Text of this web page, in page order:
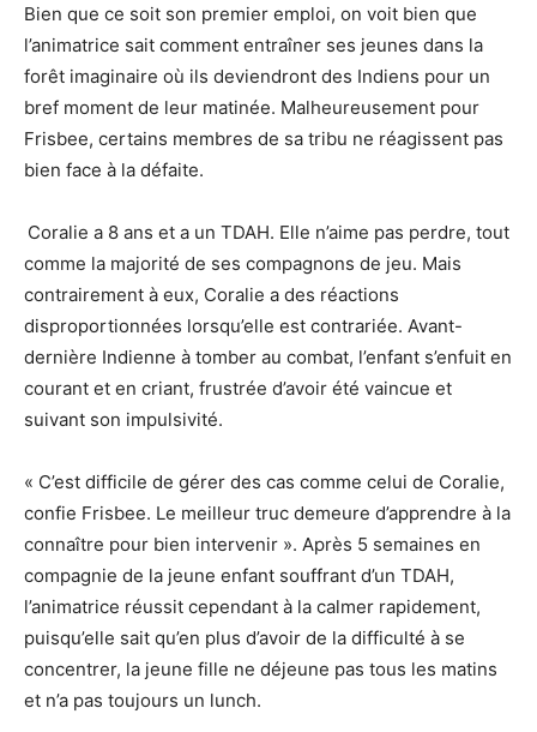
Bien que ce soit son premier emploi, on voit bien que
l’animatrice sait comment entraîner ses jeunes dans la
forêt imaginaire où ils deviendront des Indiens pour un
bref moment de leur matinée. Malheureusement pour
Frisbee, certains membres de sa tribu ne réagissent pas
bien face à la défaite.
Coralie a 8 ans et a un TDAH. Elle n’aime pas perdre, tout
comme la majorité de ses compagnons de jeu. Mais
contrairement à eux, Coralie a des réactions
disproportionnées lorsqu’elle est contrariée. Avant-
dernière Indienne à tomber au combat, l’enfant s’enfuit en
courant et en criant, frustrée d’avoir été vaincue et
suivant son impulsivité.
« C’est difficile de gérer des cas comme celui de Coralie,
confie Frisbee. Le meilleur truc demeure d’apprendre à la
connaître pour bien intervenir ». Après 5 semaines en
compagnie de la jeune enfant souffrant d’un TDAH,
l’animatrice réussit cependant à la calmer rapidement,
puisqu’elle sait qu’en plus d’avoir de la difficulté à se
concentrer, la jeune fille ne déjeune pas tous les matins
et n’a pas toujours un lunch.